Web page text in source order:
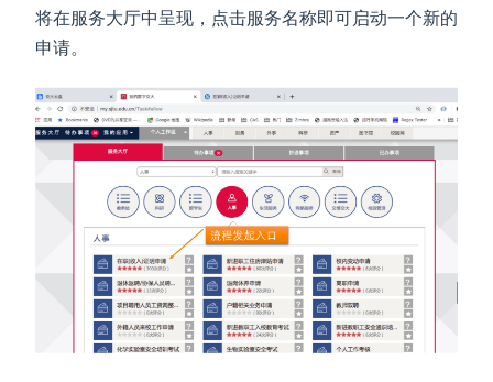
将在服务大厅中呈现，点击服务名称即可启动一个新的
申请。